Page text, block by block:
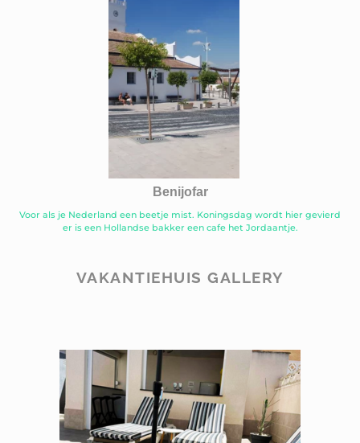
Benijofar
Voor als je Nederland een beetje mist. Koningsdag wordt hier gevierd
er is een Hollandse bakker een cafe het Jordaantje.
VAKANTIEHUIS GALLERY